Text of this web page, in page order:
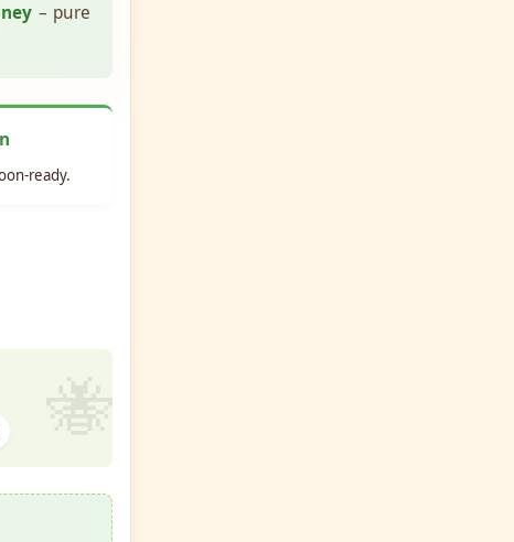
– pure
ready.